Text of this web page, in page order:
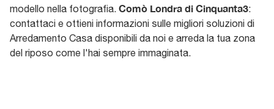
modello nella fotografia. Comò Londra di Cinquanta3:
contattaci e ottieni informazioni sulle migliori soluzioni di
Arredamento Casa disponibili da noi e arreda la tua zona
del riposo come l'hai sempre immaginata.